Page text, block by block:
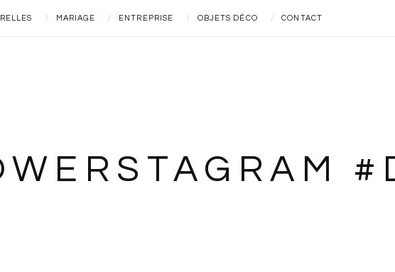
MARIAGE ENTREPRISE OBJETS DÉCO CONTACT